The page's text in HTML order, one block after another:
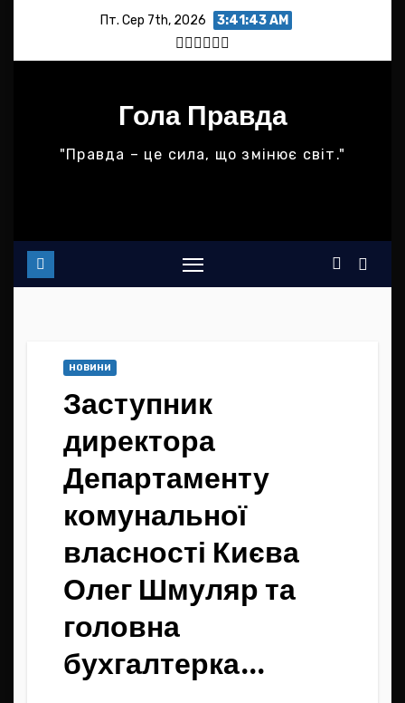
content
Пт. Сер 7th, 2026 3:41:43 AM
Гола Правда
"Правда – це сила, що змінює світ."
НОВИНИ
Заступник
директора
Департаменту
комунальної
власності Києва
Олег Шмуляр та
головна
бухгалтерка…